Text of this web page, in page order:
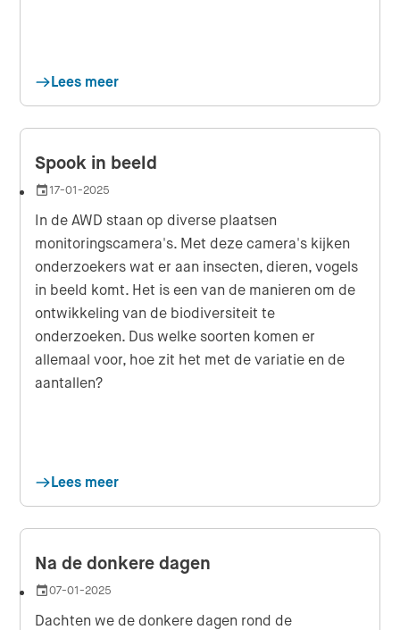
Lees meer
Spook in beeld
Datum
17-01-2025
In de AWD staan op diverse plaatsen
monitoringscamera's. Met deze camera's kijken
onderzoekers wat er aan insecten, dieren, vogels
in beeld komt. Het is een van de manieren om de
ontwikkeling van de biodiversiteit te
onderzoeken. Dus welke soorten komen er
allemaal voor, hoe zit het met de variatie en de
aantallen?
Lees meer
Na de donkere dagen
Datum
07-01-2025
Dachten we de donkere dagen rond de